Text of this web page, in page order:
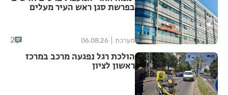
בפרשת סגן ראש העיר מעלים
מערכת 06.08.26
2
הולכת רגל נפגעה מרכב במרכז
ראשון לציון